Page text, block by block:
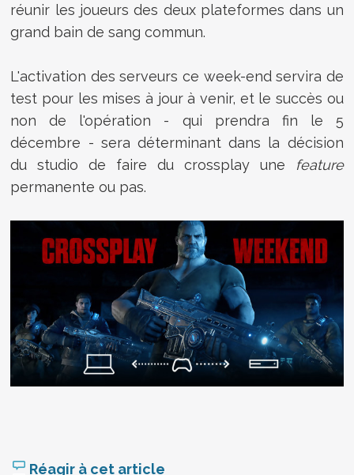
réunir les joueurs des deux plateformes dans un
grand bain de sang commun.
L'activation des serveurs ce week-end servira de
test pour les mises à jour à venir, et le succès ou
non de l'opération - qui prendra fin le 5
décembre - sera déterminant dans la décision
du studio de faire du crossplay une
feature
permanente ou pas.
Réagir à cet article